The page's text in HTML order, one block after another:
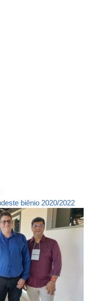
biênio 2020/2022